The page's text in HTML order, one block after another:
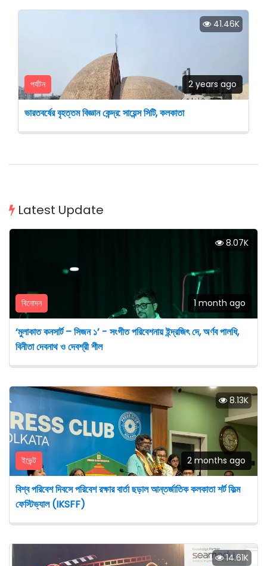
41.46K
পর্যটন 2 years ago
ভারতবর্ষের বৃহত্তম বিজ্ঞান কেন্দ্র: সায়েন্স সিটি, কলকাতা
Latest Update
8.07K
বিনোদন 1 month ago
‘মুলাকাত কনসার্ট – সিজন ১’ - সংগীত পরিবেশনায় ইন্দ্রজিৎ দে, অর্ণব পালধি,
বিনীতা দেবনাথ ও দেবশ্রী শীল
8.13K
ইভেন্ট 2 months ago
বিশ্ব পরিবেশ দিবসে পরিবেশ রক্ষার বার্তা ছড়াল আন্তর্জাতিক কলকাতা শর্ট ফিল্ম
ফেস্টিভ্যাল (IKSFF)
14.61K